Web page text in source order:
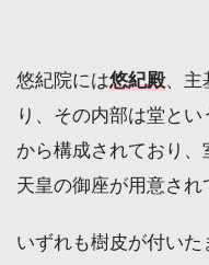
悠紀院には悠紀殿、主
り、その内部は堂と
から構成されており
天皇の御座が用意され
いずれも樹皮が付い